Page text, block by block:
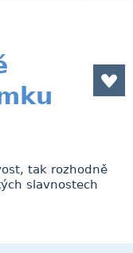
tak rozhodně
slavnostech